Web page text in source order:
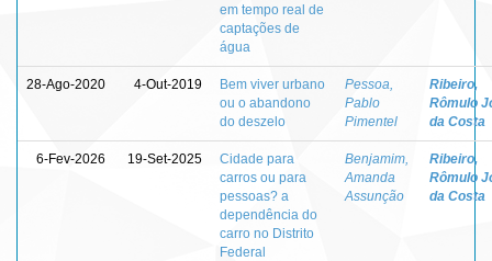
em tempo real de
captações de
água
28-Ago-2020 4-Out-2019
Bem viver urbano
ou o abandono
do deszelo
Pessoa,
Pablo
Pimentel
Ribeiro,
Rômulo
da Costa
6-Fev-2026 19-Set-2025
Cidade para
carros ou para
pessoas? a
dependência do
carro no Distrito
Federal
Benjamim,
Amanda
Assunção
Ribeiro,
Rômulo
da Costa